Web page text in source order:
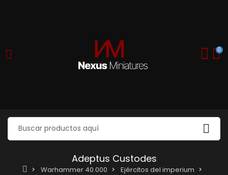
0
Adeptus Custodes
Warhammer 40.000
Ejércitos del imperium